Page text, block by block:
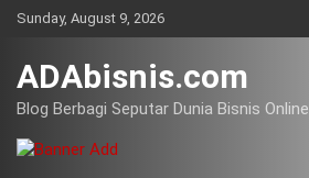
SkipSunday, August 9, 2026
ADAbisnis.com
Blog Berbagi Seputar Dunia Bisnis Online